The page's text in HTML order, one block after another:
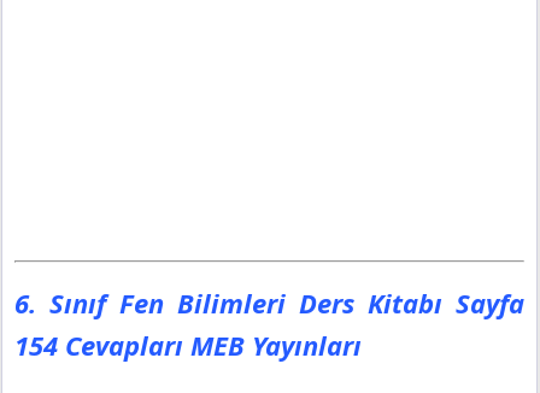
6. Sınıf Fen Bilimleri Ders Kitabı Sayfa
154 Cevapları MEB Yayınları